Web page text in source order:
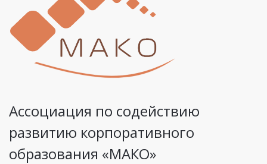
Ассоциация по содействию
развитию корпоративного
образования «МАКО»